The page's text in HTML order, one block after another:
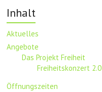
Inhalt
Aktuelles
Angebote
Das Projekt Freiheit
Freiheitskonzert 2.0
Öffnungszeiten